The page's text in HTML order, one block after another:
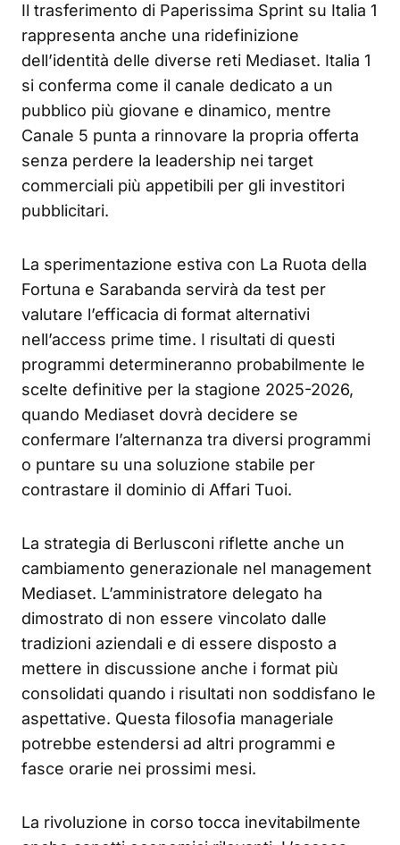
Il trasferimento di Paperissima Sprint su Italia 1
rappresenta anche una ridefinizione
dell’identità delle diverse reti Mediaset. Italia 1
si conferma come il canale dedicato a un
pubblico più giovane e dinamico, mentre
Canale 5 punta a rinnovare la propria offerta
senza perdere la leadership nei target
commerciali più appetibili per gli investitori
pubblicitari.
La sperimentazione estiva con La Ruota della
Fortuna e Sarabanda servirà da test per
valutare l’efficacia di format alternativi
nell’access prime time. I risultati di questi
programmi determineranno probabilmente le
scelte definitive per la stagione 2025-2026,
quando Mediaset dovrà decidere se
confermare l’alternanza tra diversi programmi
o puntare su una soluzione stabile per
contrastare il dominio di Affari Tuoi.
La strategia di Berlusconi riflette anche un
cambiamento generazionale nel management
Mediaset. L’amministratore delegato ha
dimostrato di non essere vincolato dalle
tradizioni aziendali e di essere disposto a
mettere in discussione anche i format più
consolidati quando i risultati non soddisfano le
aspettative. Questa filosofia manageriale
potrebbe estendersi ad altri programmi e
fasce orarie nei prossimi mesi.
La rivoluzione in corso tocca inevitabilmente